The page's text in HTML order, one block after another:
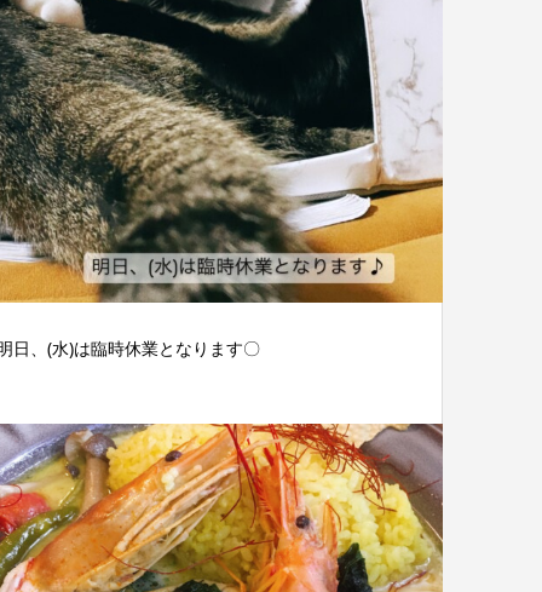
日、(水)は臨時休業となります〇